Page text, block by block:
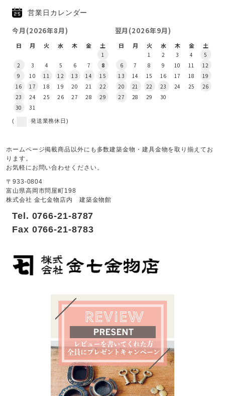
営業日カレンダー
今月(2026年8月)
日 月 火 水 木 金 土
1
2
3 4 5 6 7
8
9
10 11 12 13 14
15
16
17 18 19 20 21
22
23
24 25 26 27 28
29
30
31
翌月(2026年9月)
日 月 火 水 木 金 土
1 2 3 4
5
6
7 8 9 10 11
12
13
14 15 16 17 18
19
20
21 22 23 24 25
26
27
28 29 30
( 発送業務休日)
ホームページ掲載商品以外にも多数建築金物・建具金物を取り揃えてお
ります。
お気軽にお問い合わせください。
〒933-0804
富山県高岡市問屋町198
株式会社 金七金物店内 建築金物館
Tel. 0766-21-8787
Fax 0766-21-8783